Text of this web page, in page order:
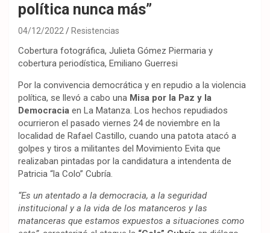
política nunca más”
04/12/2022 Resistencias
Cobertura fotográfica, Julieta Gómez Piermaria y
cobertura periodística, Emiliano Guerresi
Por la convivencia democrática y en repudio a la violencia
política, se llevó a cabo una Misa por la Paz y la
Democracia en La Matanza. Los hechos repudiados
ocurrieron el pasado viernes 24 de noviembre en la
localidad de Rafael Castillo, cuando una patota atacó a
golpes y tiros a militantes del Movimiento Evita que
realizaban pintadas por la candidatura a intendenta de
Patricia “la Colo” Cubría.
“Es un atentado a la democracia, a la seguridad
institucional y a la vida de los matanceros y las
matanceras que estamos expuestos a situaciones como